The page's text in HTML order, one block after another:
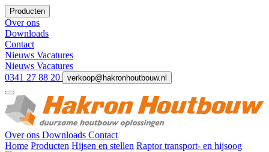
Producten
Over ons
Downloads
Contact
Nieuws Vacatures
Nieuws Vacatures
0341 27 88 20
verkoop@hakronhoutbouw.nl
Over ons Downloads Contact
Home Producten Hijsen en stellen Raptor transport- en hijsoog